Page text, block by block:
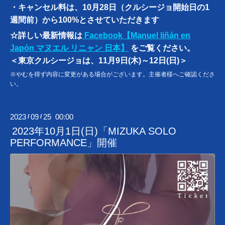
・キャンセル料は、10月28日（クルシージョ開始日の1
週間前）から100%とさせていただきます
☆詳しい最新情報は Facebook【Manuel liñán en
Japón マヌエル リニャン 日本】
をご覧ください。
＜東京クルシージョは、 11月9日(木)～12日(日)＞
※やむを得ず内容に変更がある場合がございます。主催者様へご確認くださ
い。
2023 /09 / 25 00:00
2023年10月1日(日)「MIZUKA SOLO
PERFORMANCE」開催